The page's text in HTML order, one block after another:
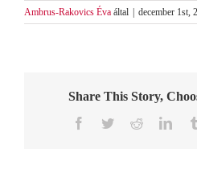
Ambrus-Rakovics Éva által | december 1st,
Share This Story,
Facebook
TwitterReddit